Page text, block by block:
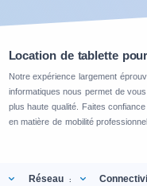
Location de tablette
Notre expérience largement
informatiques nous permet de
plus haute qualité. Faites
en matière de mobilité
Réseau :